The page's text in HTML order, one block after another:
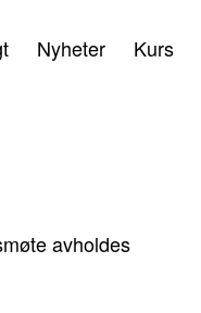
Nyheter Kurs
avholdes